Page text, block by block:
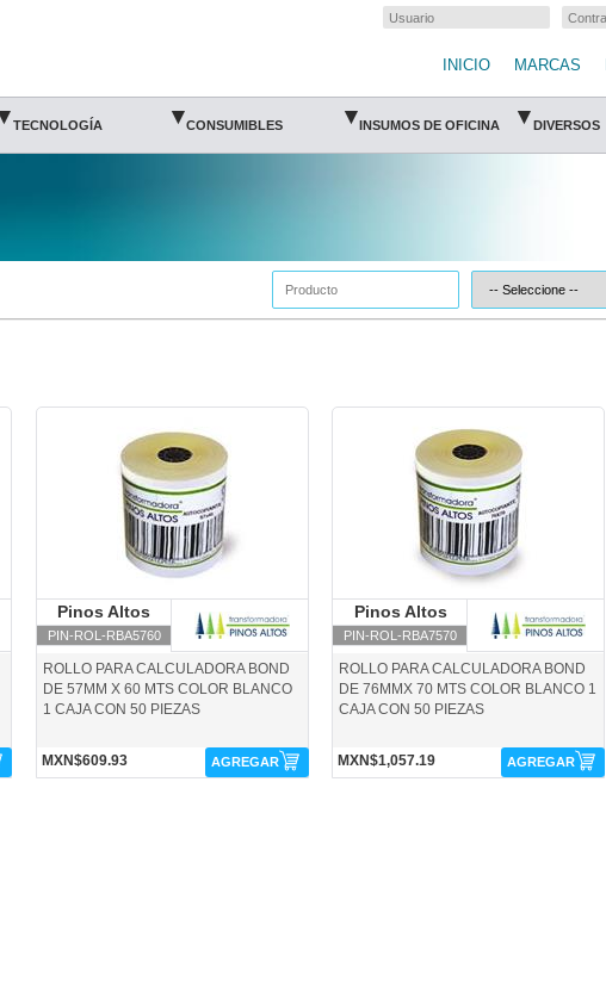
INICIO MARCAS
TECNOLOGÍA ▾ CONSUMIBLES ▾ INSUMOS DE OFICINA ▾ DIVERSOS
Pinos Altos
PIN-ROL-RBA5760
Pinos Altos
ROLLO PARA CALCULADORA BOND
DE 57MM X 60 MTS COLOR BLANCO
1 CAJA CON 50 PIEZAS
MXN$609.93 AGREGAR
Pinos Altos
PIN-ROL-RBA7570
Pinos Altos
ROLLO PARA CALCULADORA BOND
DE 76MMX 70 MTS COLOR BLANCO 1
CAJA CON 50 PIEZAS
MXN$1,057.19 AGREGAR